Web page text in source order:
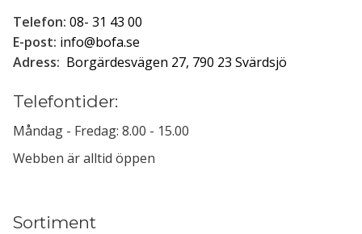
Telefon: 08- 31 43 00
E-post: info@bofa.se
Adress: Borgärdesvägen 27, 790 23 Svärdsjö
Telefontider:
Måndag - Fredag: 8.00 - 15.00
Webben är alltid öppen
Sortiment